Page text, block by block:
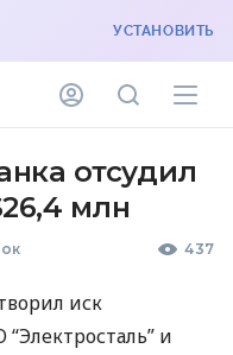
УСТАНОВИТЬ
отсудил
млн
437
иск
“Электросталь” и